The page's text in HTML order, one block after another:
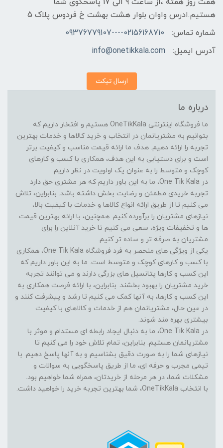
هستیم.ادرس واوان بلوار هشت بهشت خ فردوس پلاک 5
شماره تماس:
02156168710----09376779107
آدرس ایمیل:
info@onetikkala.com
ارسال تیکت
درباره ما
ما فروشگاه اینترنتی OneTikKala هستیم و افتخار داریم که
بتوانیم به مشتریانمان در انتخاب و خرید کالاها و خدمات بهترین
تجربه را ارائه دهیم. هدف ما ارائه قیمت مناسب و کیفیت برتر
است و برای دستیابی به این هدف، همکاری با کسب و کارهای
کوچک و متوسط را به عنوان یک اولویت در نظر داریم.
در One Tik Kala، ما به این باور داریم که هر مشتری حق دارد
تجربه خریدی مطمئن و رضایت بخش داشته باشد. بنابراین، تلاش
می کنیم تا از طریق ارائه انواع کالاها و خدمات با کیفیت بالا،
نیازهای مشتریان را برآورده کنیم. همچنین، با ارائه بهترین قیمت
ها و تخفیفات ویژه، سعی می کنیم تا خرید آنلاین را برای
مشتریان به صرفه تر و ساده تر کنیم.
یکی از ویژگی های منحصر به فرد فروشگاه One Tik Kala، همکاری
با کسب و کارهای کوچک و متوسط است. ما به این باور داریم که
این کسب و کارها پتانسیل های بزرگی دارند و می توانند تجربه
خرید مشتریان را بهبود بخشند. بنابراین، با ارائه فرصت همکاری به
این کسب و کارها، به آنها کمک می کنیم تا رشد و پیشرفت کنند و
در عین حال، مشتریانمان هم از خدمات و کالاهای با کیفیت
بیشتری بهره مند شوند.
در One Tik Kala، ما به دنبال ایجاد رابطه ای مستدام و موثر با
مشتریانمان هستیم. بنابراین، تمام تلاش خود را می کنیم تا
نیازهای شما را به صورت دقیق بشناسیم و به آنها پاسخ دهیم. با
تیمی مجرب و حرفه ای، ما از طریق پاسخگویی به سوالات و
مشکلات شما، در هر مرحله از خریدتان، همراه شما خواهیم بود.
با انتخاب OneTikKala، شما بهترین تجربه خرید را خواهید داشت.